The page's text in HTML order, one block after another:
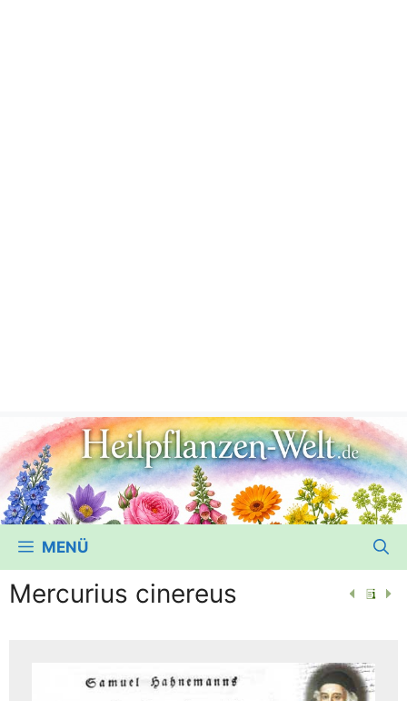
MENÜ
Mercurius cinereus